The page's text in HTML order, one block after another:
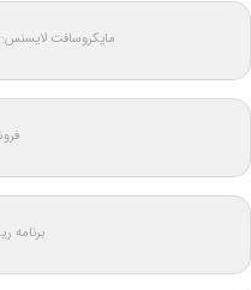
مایکروسافت لایسنس: MicrosoftLicense.com
برنامه